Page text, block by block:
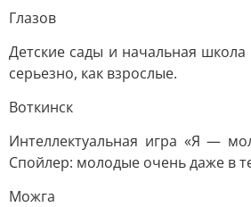
Глазов
Детские сады и начальная
серьезно, как взрослые.
Воткинск
Интеллектуальная игра «Я —
Спойлер: молодые очень даже в
Можга